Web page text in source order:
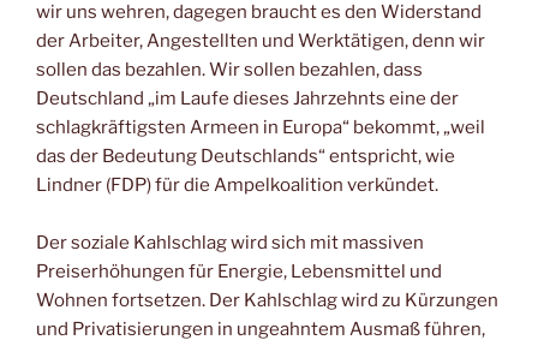
wir uns wehren, dagegen braucht es den Widerstand
der Arbeiter, Angestellten und Werktätigen, denn wir
sollen das bezahlen. Wir sollen bezahlen, dass
Deutschland „im Laufe dieses Jahrzehnts eine der
schlagkräftigsten Armeen in Europa“ bekommt, „weil
das der Bedeutung Deutschlands“ entspricht, wie
Lindner (FDP) für die Ampelkoalition verkündet.
Der soziale Kahlschlag wird sich mit massiven
Preiserhöhungen für Energie, Lebensmittel und
Wohnen fortsetzen. Der Kahlschlag wird zu Kürzungen
und Privatisierungen in ungeahntem Ausmaß führen,